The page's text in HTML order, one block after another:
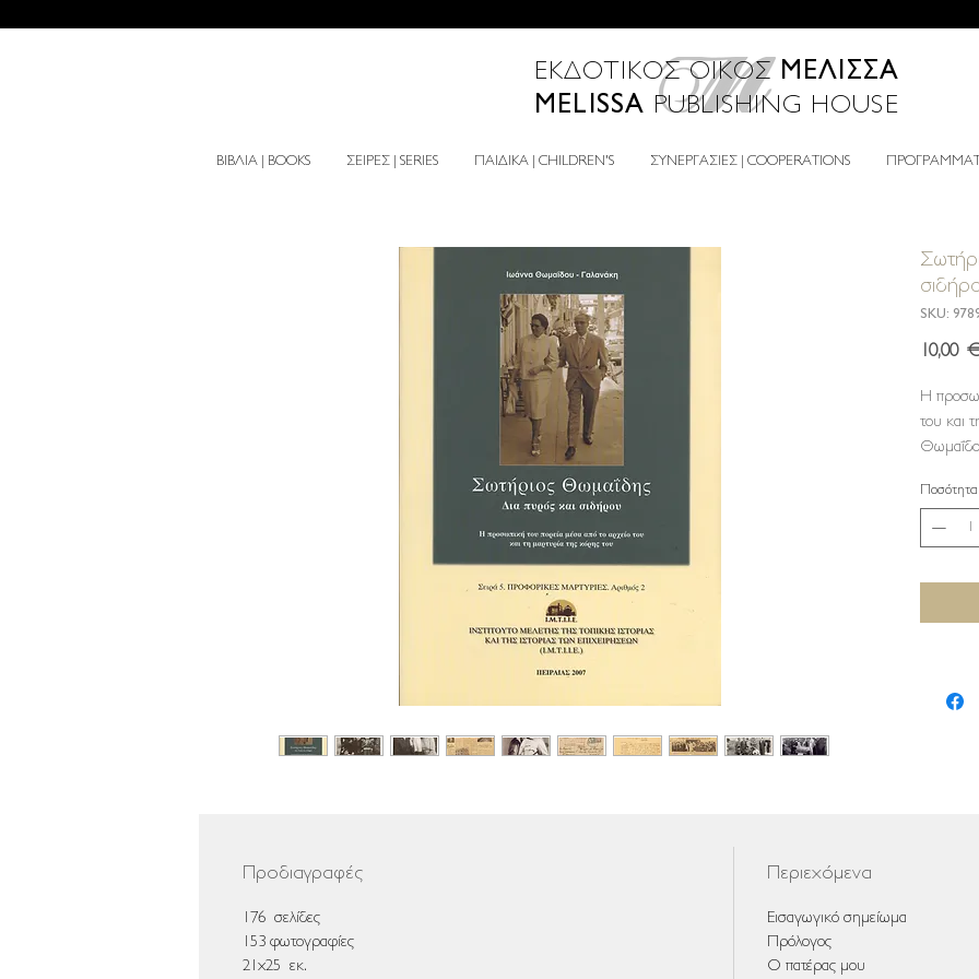
ΕΚΔΟΤΙΚΟΣ ΟΙΚΟΣ ΜΕΛΙΣΣΑ
MELISSA PUBLISHING HOUSE
ΒΙΒΛΙΑ | BOOKS ΣΕΙΡΕΣ | SERIES ΠΑΙΔΙΚΑ | CHILDREN'S ΣΥΝΕΡΓΑΣΙΕΣ | COOPERATIONS
SKU:
10,00
Η
του και
Ποσότητα
Προδιαγραφές
176 σελίδες
153 φωτογραφίες
21x25 εκ.
Περιεχόμενα
Εισαγωγικό σημείωμα
Πρόλογος
Ο πατέρας μου